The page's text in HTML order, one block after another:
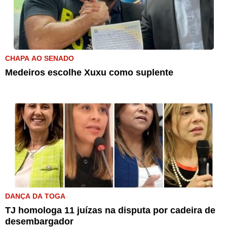
CHAPA AO SENADO
Medeiros escolhe Xuxu como suplente
DANÇA DA TOGA
TJ homologa 11 juízas na disputa por cadeira de
desembargador